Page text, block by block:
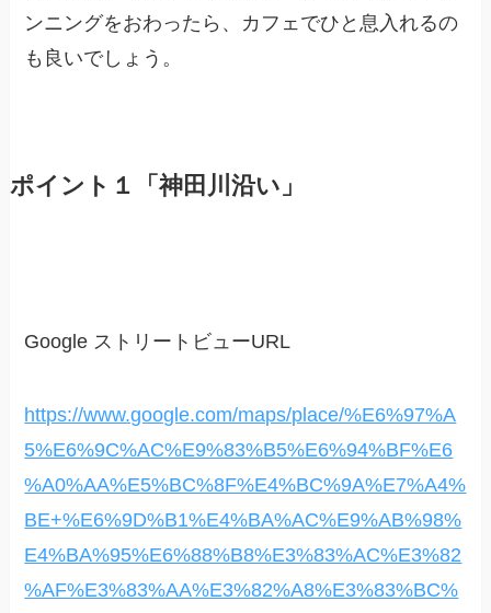
ンニングをおわったら、カフェでひと息入れるの
も良いでしょう。
ポイント１「神田川沿い」
Google ストリートビューURL
https://www.google.com/maps/place/%E6%97%A
5%E6%9C%AC%E9%83%B5%E6%94%BF%E6
%A0%AA%E5%BC%8F%E4%BC%9A%E7%A4%
BE+%E6%9D%B1%E4%BA%AC%E9%AB%98%
E4%BA%95%E6%88%B8%E3%83%AC%E3%82
%AF%E3%83%AA%E3%82%A8%E3%83%BC%